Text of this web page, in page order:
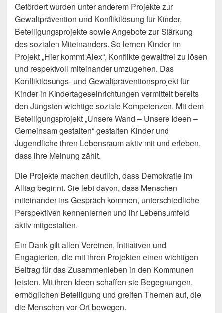
Gefördert wurden unter anderem Projekte zur
Gewaltprävention und Konfliktlösung für Kinder,
Beteiligungsprojekte sowie Angebote zur Stärkung
des sozialen Miteinanders. So lernen Kinder im
Projekt „Hier kommt Alex“, Konflikte gewaltfrei zu lösen
und respektvoll miteinander umzugehen. Das
Konfliktlösungs- und Gewaltpräventionsprojekt für
Kinder in Kindertageseinrichtungen vermittelt bereits
den Jüngsten wichtige soziale Kompetenzen. Mit dem
Beteiligungsprojekt „Unsere Wand – Unsere Ideen –
Gemeinsam gestalten“ gestalten Kinder und
Jugendliche ihren Lebensraum aktiv mit und erleben,
dass ihre Meinung zählt.
Die Projekte machen deutlich, dass Demokratie im
Alltag beginnt. Sie lebt davon, dass Menschen
miteinander ins Gespräch kommen, unterschiedliche
Perspektiven kennenlernen und ihr Lebensumfeld
aktiv mitgestalten.
Ein Dank gilt allen Vereinen, Initiativen und
Engagierten, die mit ihren Projekten einen wichtigen
Beitrag für das Zusammenleben in den Kommunen
leisten. Mit ihren Ideen schaffen sie Begegnungen,
ermöglichen Beteiligung und greifen Themen auf, die
die Menschen vor Ort bewegen.